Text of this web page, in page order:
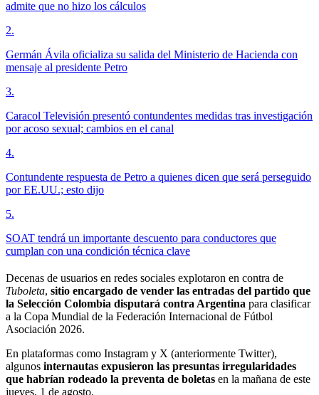
admite que no hizo los cálculos
2.
Germán Ávila oficializa su salida del Ministerio de Hacienda con
mensaje al presidente Petro
3.
Caracol Televisión presentó contundentes medidas tras investigación
por acoso sexual; cambios en el canal
4.
Contundente respuesta de Petro a quienes dicen que será perseguido
por EE.UU.; esto dijo
5.
SOAT tendrá un importante descuento para conductores que
cumplan con una condición técnica clave
Decenas de usuarios en redes sociales explotaron en contra de
Tuboleta, sitio encargado de vender las entradas del partido que
la Selección Colombia disputará contra Argentina para clasificar
a la Copa Mundial de la Federación Internacional de Fútbol
Asociación 2026.
En plataformas como Instagram y X (anteriormente Twitter),
algunos internautas expusieron las presuntas irregularidades
que habrían rodeado la preventa de boletas en la mañana de este
jueves, 1 de agosto.